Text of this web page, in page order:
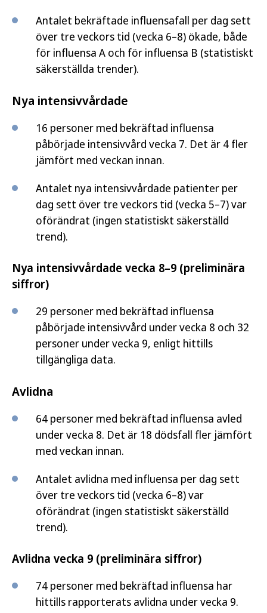
Antalet bekräftade influensafall per dag sett
över tre veckors tid (vecka 6–8) ökade, både
för influensa A och för influensa B (statistiskt
säkerställda trender).
Nya intensivvårdade
16 personer med bekräftad influensa
påbörjade intensivvård vecka 7. Det är 4 fler
jämfört med veckan innan.
Antalet nya intensivvårdade patienter per
dag sett över tre veckors tid (vecka 5–7) var
oförändrat (ingen statistiskt säkerställd
trend).
Nya intensivvårdade vecka 8–9 (preliminära
siffror)
29 personer med bekräftad influensa
påbörjade intensivvård under vecka 8 och 32
personer under vecka 9, enligt hittills
tillgängliga data.
Avlidna
64 personer med bekräftad influensa avled
under vecka 8. Det är 18 dödsfall fler jämfört
med veckan innan.
Antalet avlidna med influensa per dag sett
över tre veckors tid (vecka 6–8) var
oförändrat (ingen statistiskt säkerställd
trend).
Avlidna vecka 9 (preliminära siffror)
74 personer med bekräftad influensa har
hittills rapporterats avlidna under vecka 9.